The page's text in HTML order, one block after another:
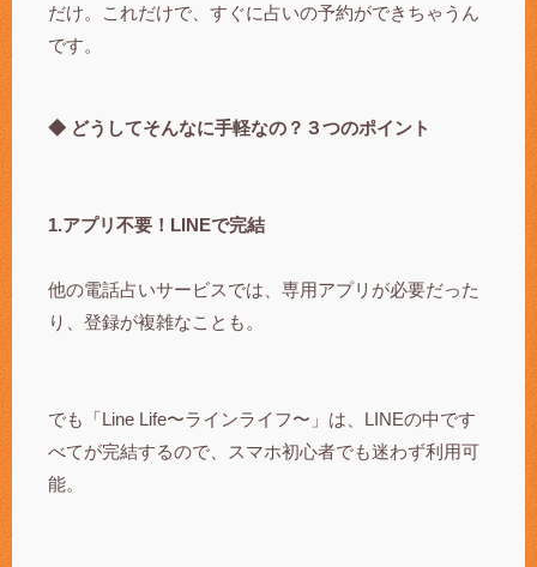
だけ。これだけで、すぐに占いの予約ができちゃうん
です。
◆ どうしてそんなに手軽なの？３つのポイント
1.アプリ不要！LINEで完結
他の電話占いサービスでは、専用アプリが必要だった
り、登録が複雑なことも。
でも「Line Life〜ラインライフ〜」は、LINEの中です
べてが完結するので、スマホ初心者でも迷わず利用可
能。